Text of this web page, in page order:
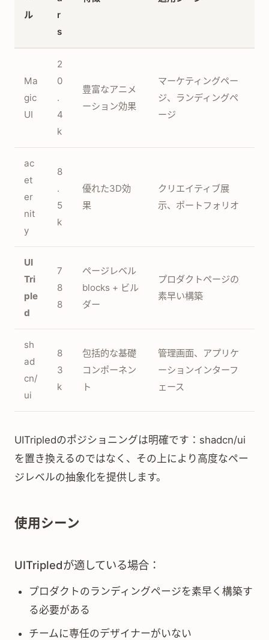
ル
r
s
Ma
gic
UI
2
0
.
4
k
豊富なアニメ
ーション効果
マーケティングペー
ジ、ランディングペ
ージ
ac
et
er
nit
y
8
.
5
k
優れた3D効
果
クリエイティブ展
示、ポートフォリオ
UI
Tri
ple
d
7
8
8
ページレベル
blocks + ビル
ダー
プロダクトページの
素早い構築
sh
ad
cn/
ui
8
3
k
包括的な基礎
コンポーネン
ト
管理画面、アプリケ
ーションインターフ
ェース
UITripledのポジショニングは明確です：shadcn/ui
を置き換えるのではなく、その上により高度なペー
ジレベルの抽象化を提供します。
使用シーン
UITripledが適している場合：
プロダクトのランディングページを素早く構築す
る必要がある
チームに専任のデザイナーがいない